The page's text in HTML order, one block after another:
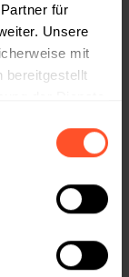
für
Unsere
mit
bereitgestellt